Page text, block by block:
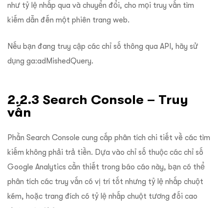
như tỷ lệ nhấp qua và chuyển đổi, cho mọi truy vấn tìm
kiếm dẫn đến một phiên trang web.
Nếu bạn đang truy cập các chỉ số thông qua API, hãy sử
dụng ga:adMishedQuery.
2.2.3 Search Console – Truy
vấn
Phần Search Console cung cấp phân tích chi tiết về các tìm
kiếm không phải trả tiền. Dựa vào chỉ số thuộc các chỉ số
Google Analytics cần thiết trong báo cáo này, bạn có thể
phân tích các truy vấn có vị trí tốt nhưng tỷ lệ nhấp chuột
kém, hoặc trang đích có tỷ lệ nhấp chuột tương đối cao